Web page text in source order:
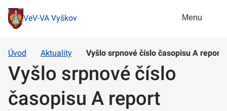
VeV-VA Vyškov Menu
Úvod Aktuality Vyšlo srpnové číslo časopisu A report
Vyšlo srpnové číslo
časopisu A report